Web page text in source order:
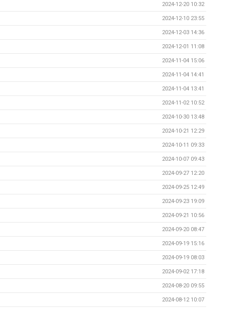
2024-12-20 10:32
2024-12-10 23:55
2024-12-03 14:36
2024-12-01 11:08
2024-11-04 15:06
2024-11-04 14:41
2024-11-04 13:41
2024-11-02 10:52
2024-10-30 13:48
2024-10-21 12:29
2024-10-11 09:33
2024-10-07 09:43
2024-09-27 12:20
2024-09-25 12:49
2024-09-23 19:09
2024-09-21 10:56
2024-09-20 08:47
2024-09-19 15:16
2024-09-19 08:03
2024-09-02 17:18
2024-08-20 09:55
2024-08-12 10:07